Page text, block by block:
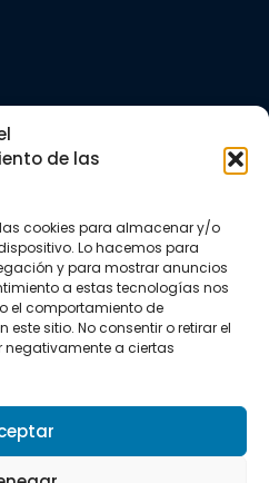
de las
cookies para almacenar y/o
Lo hacemos para
y para mostrar anuncios
a estas tecnologías nos
el comportamiento de
sitio. No consentir o retirar el
negativamente a ciertas
de privacidad
de cookies